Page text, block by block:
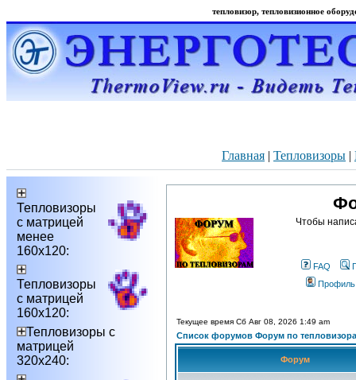
тепловизор, тепловизионное
Главная | Тепловизоры |
Тепловизоры
с матрицей
менее
160х120:
Тепловизоры
с матрицей
160х120:
Тепловизоры с
матрицей
320х240:
Чтобы
FAQ
Профиль
Текущее время Сб Авг 08, 2026 1:49 am
Список форумов Форум по
Форум